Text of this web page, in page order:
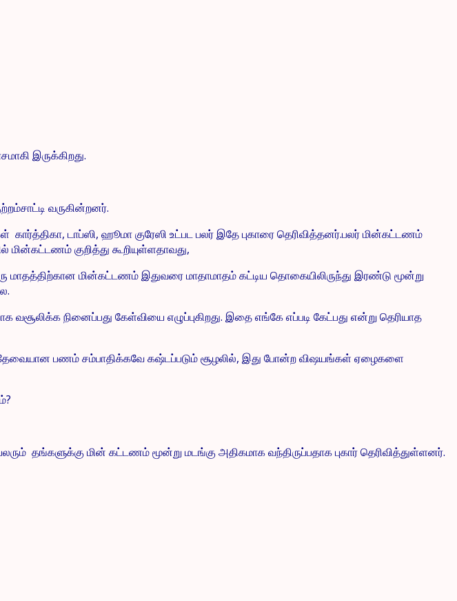
இருக்கிறது.
வருகின்றனர்.
டாப்ஸி, ஹூமா குரேஸி உட்பட பலர் இதே புகாரை தெரிவித்தனர்.பலர் மின்கட்டணம்
மின்கட்டணம் குறித்து கூறியுள்ளதாவது,
மாதத்திற்கான மின்கட்டணம் இதுவரை மாதாமாதம் கட்டிய தொகையிலிருந்து இரண்டு மூன்று
நினைப்பது கேள்வியை எழுப்புகிறது. இதை எங்கே எப்படி கேட்பது என்று தெரியாத
தேவையான பணம் சம்பாதிக்கவே கஷ்டப்படும் சூழலில், இது போன்ற விஷயங்கள் ஏழைகளை
தங்களுக்கு மின் கட்டணம் மூன்று மடங்கு அதிகமாக வந்திருப்பதாக புகார் தெரிவித்துள்ளனர்.